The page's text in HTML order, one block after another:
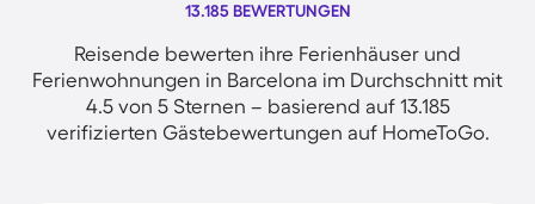
13.185 BEWERTUNGEN
Reisende bewerten ihre Ferienhäuser und
Ferienwohnungen in Barcelona im Durchschnitt mit
4.5 von 5 Sternen – basierend auf 13.185
verifizierten Gästebewertungen auf HomeToGo.